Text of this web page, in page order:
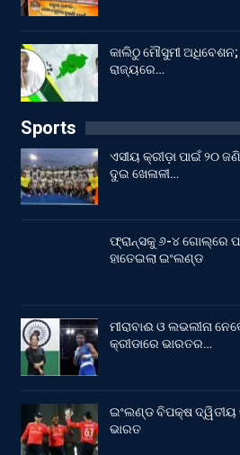
କାଲିଠୁ ମୌସୁମୀ
ରାଜ୍ୟରେ…
Sports
ଏସୀୟ କ୍ରୀଡ଼ା ପାଇଁ ୨୦
ଦୁଇ ଖେଳାଳୀ…
ଫ୍ରାନ୍ସକୁ ୬-୪ ଗୋଲ୍‌ରେ
ହାତେଇଲା ଇଂଲଣ୍ଡ
ମୀରାବାଈ ଓ ଲଭଲୀନା
କ୍ରୀଡାରେ ଭାରତର…
ଇଂଲଣ୍ଡ ବିପକ୍ଷ ଦ୍ୱିତୀୟ
ଭାରତ